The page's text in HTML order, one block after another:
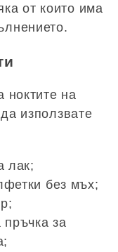
от които има
ноктите на
използвате
лак;
без мъх;
за